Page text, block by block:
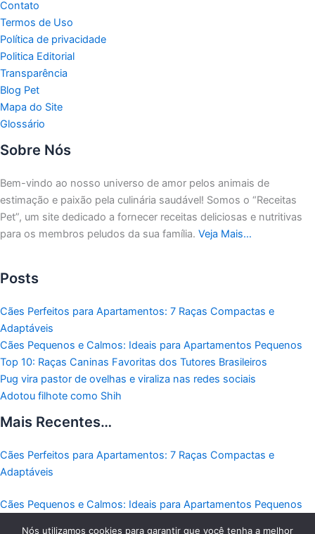
Contato
Termos de Uso
Política de privacidade
Politica Editorial
Transparência
Blog Pet
Mapa do Site
Glossário
Sobre Nós
Bem-vindo ao nosso universo de amor pelos animais de
estimação e paixão pela culinária saudável! Somos o “Receitas
Pet”, um site dedicado a fornecer receitas deliciosas e nutritivas
para os membros peludos da sua família. Veja Mais…
Posts
Cães Perfeitos para Apartamentos: 7 Raças Compactas e
Adaptáveis
Cães Pequenos e Calmos: Ideais para Apartamentos Pequenos
Top 10: Raças Caninas Favoritas dos Tutores Brasileiros
Pug vira pastor de ovelhas e viraliza nas redes sociais
Adotou filhote como Shih
Mais Recentes…
Cães Perfeitos para Apartamentos: 7 Raças Compactas e
Adaptáveis
Cães Pequenos e Calmos: Ideais para Apartamentos Pequenos
Nós utilizamos cookies para garantir que você tenha a melhor